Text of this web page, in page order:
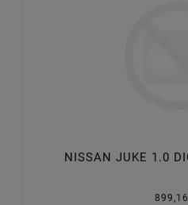
NISSAN JUKE 1.0
899,16